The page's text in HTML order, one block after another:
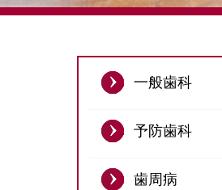
一般歯科
予防歯科
歯周病